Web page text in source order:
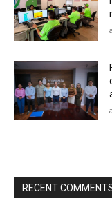
RECENT